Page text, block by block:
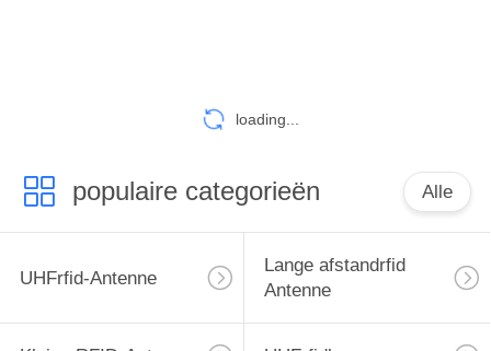
loading...
populaire categorieën Alle
UHFrfid-Antenne
Lange afstandrfid
Antenne